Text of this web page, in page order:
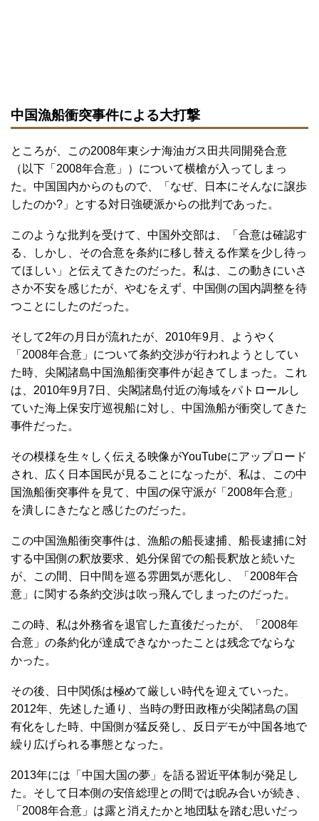
中国漁船衝突事件による大打撃
ところが、この2008年東シナ海油ガス田共同開発合意
（以下「2008年合意」）について横槍が入ってしまっ
た。中国国内からのもので、「なぜ、日本にそんなに譲歩
したのか?」とする対日強硬派からの批判であった。
このような批判を受けて、中国外交部は、「合意は確認す
る、しかし、その合意を条約に移し替える作業を少し待っ
てほしい」と伝えてきたのだった。私は、この動きにいさ
さか不安を感じたが、やむをえず、中国側の国内調整を待
つことにしたのだった。
そして2年の月日が流れたが、2010年9月、ようやく
「2008年合意」について条約交渉が行われようとしてい
た時、尖閣諸島中国漁船衝突事件が起きてしまった。これ
は、2010年9月7日、尖閣諸島付近の海域をパトロールし
ていた海上保安庁巡視船に対し、中国漁船が衝突してきた
事件だった。
その模様を生々しく伝える映像がYouTubeにアップロード
され、広く日本国民が見ることになったが、私は、この中
国漁船衝突事件を見て、中国の保守派が「2008年合意」
を潰しにきたなと感じたのだった。
この中国漁船衝突事件は、漁船の船長逮捕、船長逮捕に対
する中国側の釈放要求、処分保留での船長釈放と続いた
が、この間、日中間を巡る雰囲気が悪化し、「2008年合
意」に関する条約交渉は吹っ飛んでしまったのだった。
この時、私は外務省を退官した直後だったが、「2008年
合意」の条約化が達成できなかったことは残念でならな
かった。
その後、日中関係は極めて厳しい時代を迎えていった。
2012年、先述した通り、当時の野田政権が尖閣諸島の国
有化をした時、中国側が猛反発し、反日デモが中国各地で
繰り広げられる事態となった。
2013年には「中国大国の夢」を語る習近平体制が発足し
た。そして日本側の安倍総理との間では睨み合いが続き、
「2008年合意」は露と消えたかと地団駄を踏む思いだっ